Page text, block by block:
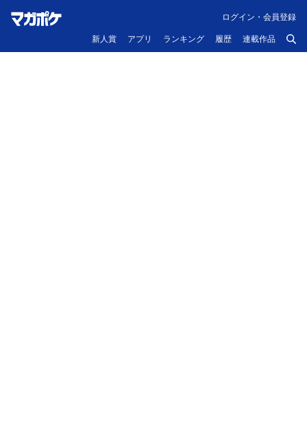
新人賞 アプリ ランキング 履歴 連載作品
ログイン・会員登録